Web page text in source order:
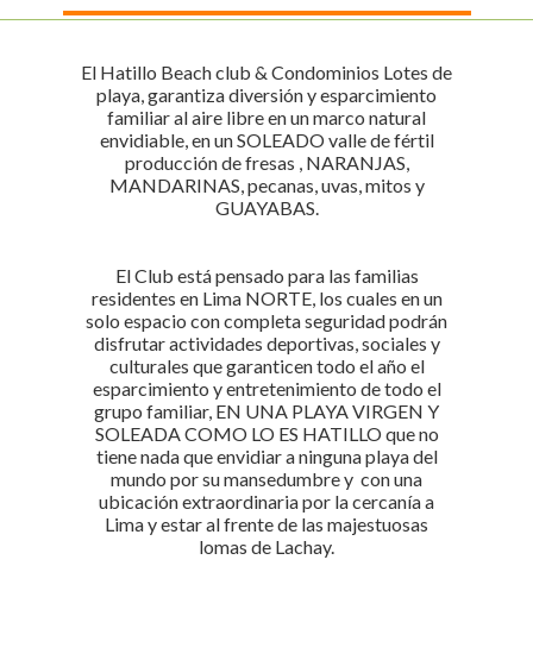
El Hatillo Beach club & Condominios Lotes de
playa, garantiza diversión y esparcimiento
familiar al aire libre en un marco natural
envidiable, en un SOLEADO valle de fértil
producción de fresas , NARANJAS,
MANDARINAS, pecanas, uvas, mitos y
GUAYABAS.
El Club está pensado para las familias
residentes en Lima NORTE, los cuales en un
solo espacio con completa seguridad podrán
disfrutar actividades deportivas, sociales y
culturales que garanticen todo el año el
esparcimiento y entretenimiento de todo el
grupo familiar, EN UNA PLAYA VIRGEN Y
SOLEADA COMO LO ES HATILLO que no
tiene nada que envidiar a ninguna playa del
mundo por su mansedumbre y con una
ubicación extraordinaria por la cercanía a
Lima y estar al frente de las majestuosas
lomas de Lachay.